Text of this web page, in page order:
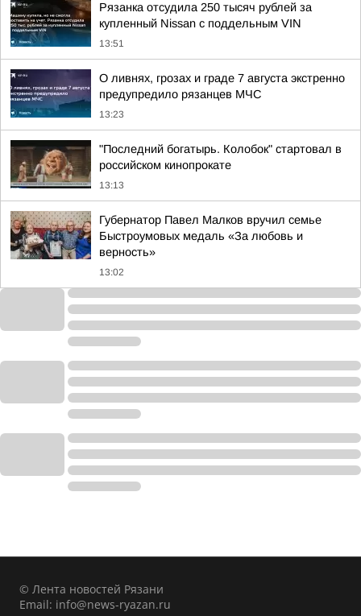
Рязанка отсудила 250 тысяч рублей за
купленный Nissan с поддельным VIN
13:51
О ливнях, грозах и граде 7 августа экстренно
предупредило рязанцев МЧС
13:23
"Последний богатырь. Колобок" стартовал в
российском кинопрокате
13:13
Губернатор Павел Малков вручил семье
Быстроумовых медаль «За любовь и
верность»
13:02
© Лента новостей Рязани
Email: info@news-ryazan.ru